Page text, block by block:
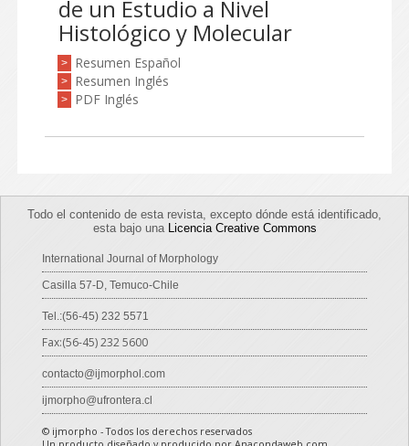
de un Estudio a Nivel
Histológico y Molecular
> Resumen Español
> Resumen Inglés
> PDF Inglés
Todo el contenido de esta revista, excepto dónde está identificado,
esta bajo una Licencia Creative Commons
International Journal of Morphology
Casilla 57-D, Temuco-Chile
Tel.:(56-45) 232 5571
Fax:(56-45) 232 5600
contacto@ijmorphol.com
ijmorpho@ufrontera.cl
© ijmorpho - Todos los derechos reservados